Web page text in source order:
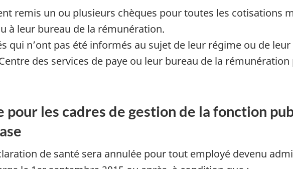
remis un ou plusieurs chèques pour toutes les cotisations
à leur bureau de la rémunération.
qui n’ont pas été informés au sujet de leur régime ou de
des services de paye ou leur bureau de la
pour les cadres de gestion de la fonction
de santé sera annulée pour tout employé devenu